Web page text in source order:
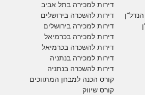
דירות למכירה בתל אביב
דירות להשכרה בירושלים
דירות למכירה בירושלים
דירות למכירה בכרמיאל
דירות להשכרה בכרמיאל
דירות למכירה בנתניה
דירות להשכרה בנתניה
קורס הכנה למבחן המתווכים
קורס שיווק